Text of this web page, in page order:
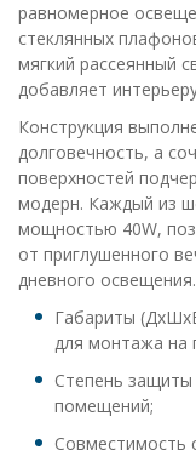
равномерное
стеклянных
мягкий рассеянный
добавляет
Конструкция
долговечность, а
поверхностей
модерн. Каждый из
мощностью 40W,
от приглушенного
дневного освещения.
Габариты
для монтажа на
Степень
помещений;
Совместимость